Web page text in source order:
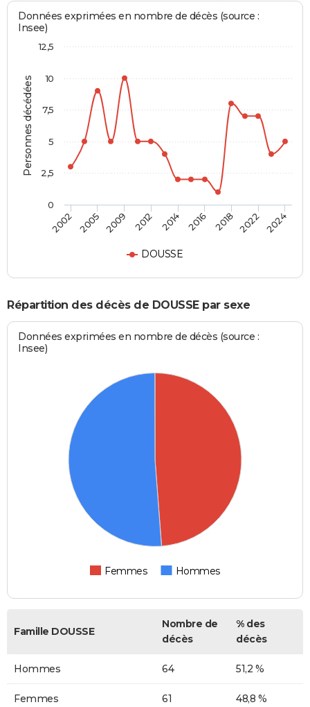
Personnes décédées
Données exprimées en nombre de décès (source :
Insee)
DOUSSE
2002 2005 2009 2012 2014 2016 2018 2022 2024
0
2,5
5
7,5
10
12,5
Répartition des décès de DOUSSE par sexe
Données exprimées en nombre de décès (source :
Insee)
Femmes Hommes
Famille DOUSSE
Nombre de
décès
% des
décès
Hommes 64 51,2 %
Femmes 61 48,8 %